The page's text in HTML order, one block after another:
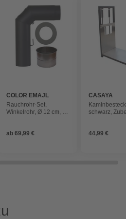
COLOR EMAJL
Rauchrohr-Set,
Winkelrohr, Ø 12 cm, 3-
ab 69,99 €
CASAYA
schwarz,
44,99 €